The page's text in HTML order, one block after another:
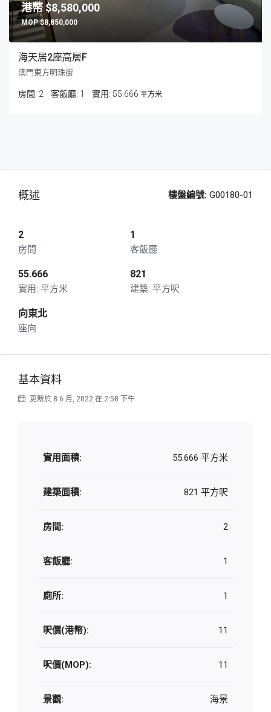
$8,580,000
$8,850,000
海天居2座高層F
澳門東方明珠街
房間: 2 客飯廳: 1 55.666 平方米
概述 樓盤編號: G00180-01
2
房間
1
客飯廳
55.666
平方米
821
平方呎
向東北
座向
基本資料
更新於 8 6 月, 2022 在 2:58 下午
實用面積: 55.666 平方米
建築面積: 821 平方呎
房間: 2
客飯廳: 1
廁所: 1
呎價(港幣): 11
呎價(MOP): 11
景觀: 海景